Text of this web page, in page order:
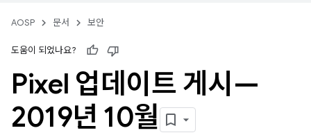
AOSP 문서 보안
도움이 되었나요?
Pixel 업데이트 게시—
2019년 10월